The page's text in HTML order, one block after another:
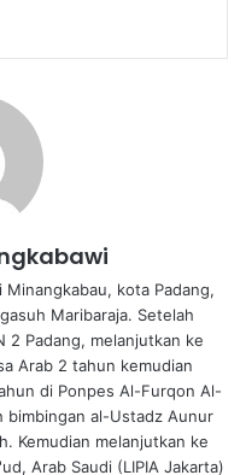
kota Padang,
Maribaraja. Setelah
2 Padang, melanjutkan ke
Arab 2 tahun kemudian
di Ponpes Al-Furqon Al-
bimbingan al-Ustadz Aunur
Kemudian melanjutkan ke
Arab Saudi (LIPIA Jakarta)